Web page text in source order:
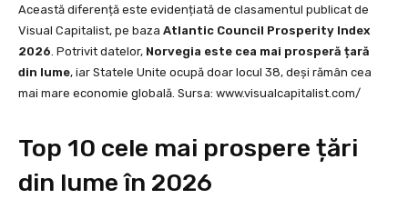
Această diferență este evidențiată de clasamentul publicat de
Visual Capitalist, pe baza Atlantic Council Prosperity Index
2026. Potrivit datelor, Norvegia este cea mai prosperă țară
din lume, iar Statele Unite ocupă doar locul 38, deși rămân cea
mai mare economie globală. Sursa: www.visualcapitalist.com/
Top 10 cele mai prospere țări
din lume în 2026